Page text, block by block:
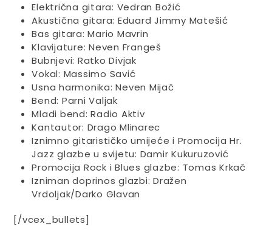
Električna gitara: Vedran Božić
Akustična gitara: Eduard Jimmy Matešić
Bas gitara: Mario Mavrin
Klavijature: Neven Frangeš
Bubnjevi: Ratko Divjak
Vokal: Massimo Savić
Usna harmonika: Neven Mijač
Bend: Parni Valjak
Mladi bend: Radio Aktiv
Kantautor: Drago Mlinarec
Iznimno gitarističko umijeće i Promocija Hr.
Jazz glazbe u svijetu: Damir Kukuruzović
Promocija Rock i Blues glazbe: Tomas Krkač
Izniman doprinos glazbi: Dražen
Vrdoljak/Darko Glavan
[/vcex_bullets]